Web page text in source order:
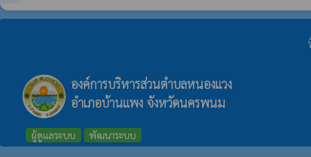
องค์การบริหารส่วนตำบลหนองแวง
อำเภอบ้านแพง จังหวัดนครพนม
ผู้ดูแลระบบ พัฒนาระบบ